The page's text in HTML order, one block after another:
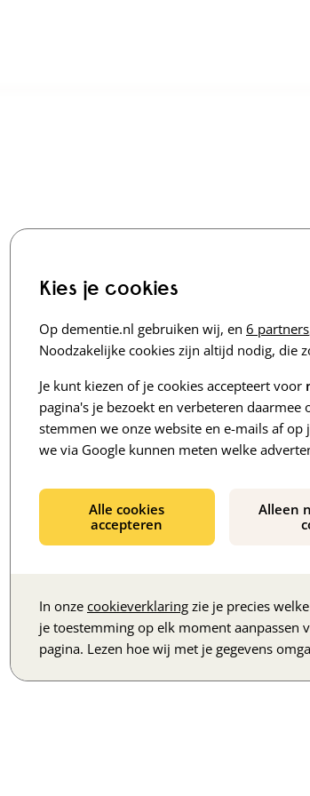
Kies je cookies
Op dementie.nl gebruiken wij, en 6 partners
Noodzakelijke cookies zijn altijd nodig, die
Je kunt kiezen of je cookies accepteert voor
pagina's je bezoekt en verbeteren daarmee
stemmen we onze website en e-mails af op
we via Google kunnen meten welke
Alle cookies
accepteren
Alleen
In onze cookieverklaring zie je precies
je toestemming op elk moment aanpassen
pagina. Lezen hoe wij met je gegevens